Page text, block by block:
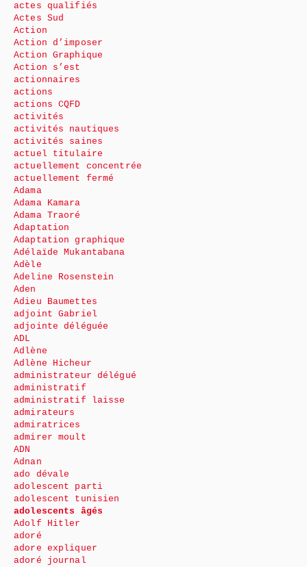
actes qualifiés
Actes Sud
Action
Action d’imposer
Action Graphique
Action s’est
actionnaires
actions
actions CQFD
activités
activités nautiques
activités saines
actuel titulaire
actuellement concentrée
actuellement fermé
Adama
Adama Kamara
Adama Traoré
Adaptation
Adaptation graphique
Adélaïde Mukantabana
Adèle
Adeline Rosenstein
Aden
Adieu Baumettes
adjoint Gabriel
adjointe déléguée
ADL
Adlène
Adlène Hicheur
administrateur délégué
administratif
administratif laisse
admirateurs
admiratrices
admirer moult
ADN
Adnan
ado dévale
adolescent parti
adolescent tunisien
adolescents âgés
Adolf Hitler
adoré
adore expliquer
adoré journal